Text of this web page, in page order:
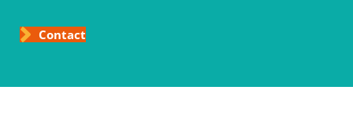
Contact